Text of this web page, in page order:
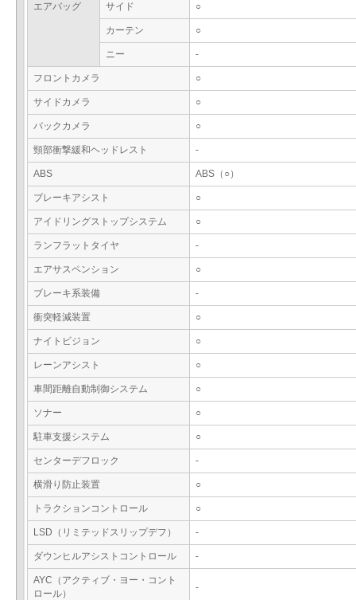
エアバッグ サイド ○
カーテン ○
ニー -
フロントカメラ ○
サイドカメラ ○
バックカメラ ○
頸部衝撃緩和ヘッドレスト -
ABS ABS（○）
ブレーキアシスト ○
アイドリングストップシステム ○
ランフラットタイヤ -
エアサスペンション ○
ブレーキ系装備 -
衝突軽減装置 ○
ナイトビジョン ○
レーンアシスト ○
車間距離自動制御システム ○
ソナー ○
駐車支援システム ○
センターデフロック -
横滑り防止装置 ○
トラクションコントロール ○
LSD（リミテッドスリップデフ） -
ダウンヒルアシストコントロール -
AYC（アクティブ・ヨー・コント
ロール）
-